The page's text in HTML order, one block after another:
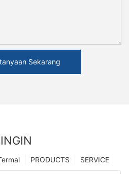
Sekarang
SERVICE
PRODUCTS